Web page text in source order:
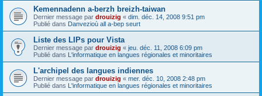
Kemennadenn a-berzh breizh-taiwan
Dernier message par drouizig « dim. déc. 14, 2008 9:51 pm
Publié dans Danvezioù all a-bep seurt
Liste des LIPs pour Vista
Dernier message par drouizig « jeu. déc. 11, 2008 6:09 pm
Publié dans L'informatique en langues régionales et minoritaires
L'archipel des langues indiennes
Dernier message par drouizig « mer. déc. 10, 2008 2:48 pm
Publié dans L'informatique en langues régionales et minoritaires